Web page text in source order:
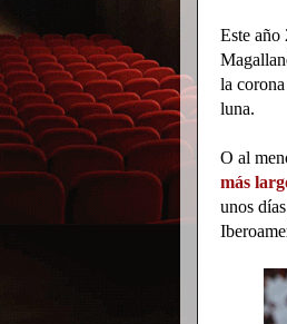
Este año
la
luna.
O al
más
unos